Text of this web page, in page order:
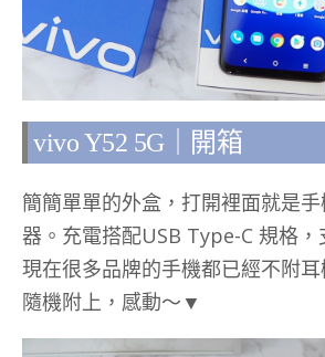
vivo Y52 5G｜開箱
簡簡單單的外盒，打開裡面就是
器。充電搭配USB Type-C 規格，
現在很多品牌的手機都已經不附
隨機附上，感動～▼